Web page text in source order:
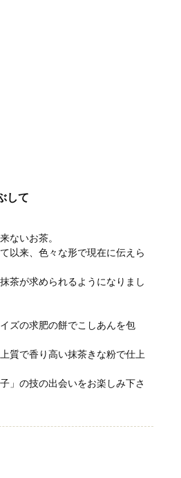
して
ないお茶。
以来、色々な形で現在に伝えら
茶が求められるようになりまし
ズの求肥の餅でこしあんを包
質で香り高い抹茶きな粉で仕上
」の技の出会いをお楽しみ下さ